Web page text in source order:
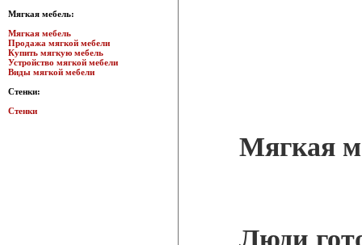
Мягкая мебель:
Мягкая мебель
Продажа мягкой мебели
Купить мягкую мебель
Устройство мягкой мебели
Виды мягкой мебели
Стенки:
Стенки
Мягкая
Люди